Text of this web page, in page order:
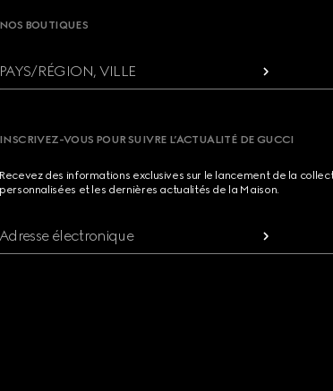
NOS BOUTIQUES
PAYS/RÉGION, VILLE
INSCRIVEZ-VOUS POUR SUIVRE L’ACTUALITÉ DE GUCCI
Recevez des informations exclusives sur le lancement de la
personnalisées et les dernières actualités de la Maison.
Adresse électronique